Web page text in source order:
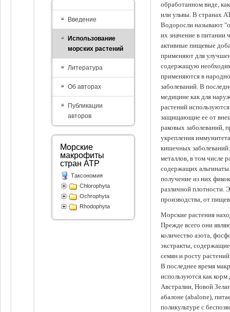
обработанном виде,
или ульвы. В странах
Водоросли называют
их значение в питании
активные пищевые
применяют для
содержащую
применяются в
заболеваний. В
медицине как для
растений
защищающие ее от
раковых заболеваний,
укрепления
кишечных
металлов, в том числе
содержащих
получение из них
различной плотности.
производства, от
Морские растения
Прежде всего они
количество азота,
экстракты,
семян и росту
В последнее время
используются как
Австралии, Новой
абалоне (abalone),
поликультуре с
Введение
Использование
морских растений
Литература
Об авторах
Публикации
авторов
Морские
макрофиты
стран АТР
Таксономия
Chlorophyta
Ochrophyta
Rhodophyta